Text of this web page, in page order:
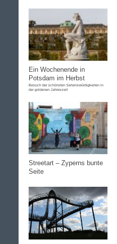
Ein Wochenende in
Potsdam im Herbst
Besuch der schönsten Sehenswürdigkeiten in
der goldenen Jahreszeit
Streetart – Zyperns bunte
Seite